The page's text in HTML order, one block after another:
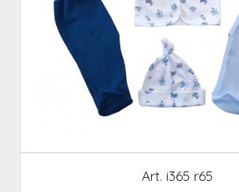
Art. i365 r65